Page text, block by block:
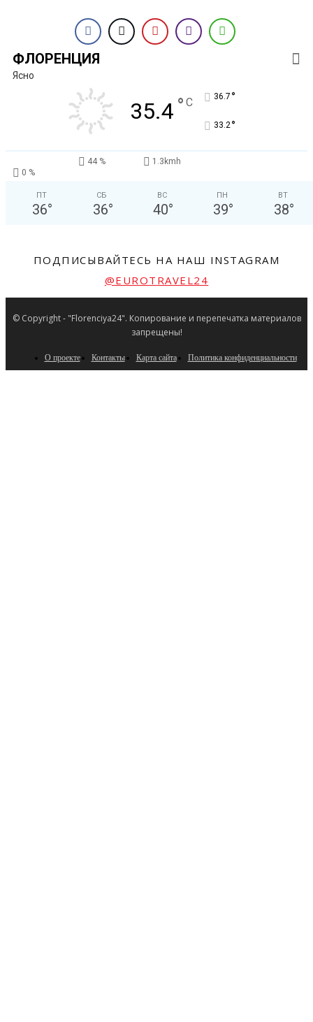
ФЛОРЕНЦИЯ
Ясно
35.4 ° C 36.7 °
33.2°
44 %
1.3kmh
0 %
ПТ
36°
СБ
36°
ВС
40°
ПН
39°
ВТ
38°
ПОДПИСЫВАЙТЕСЬ НА НАШ INSTAGRAM
@EUROTRAVEL24
© Copyright - "Florenciya24". Копирование и перепечатка материалов
запрещены!
О проекте Контакты Карта сайта Политика конфиденциальности